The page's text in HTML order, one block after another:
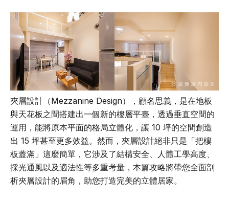
夾層設計（Mezzanine Design），顧名思義，是在地板
與天花板之間搭建出一個新的樓層平臺，透過垂直空間的
運用，能將原本平面的格局立體化，讓 10 坪的空間創造
出 15 坪甚至更多效益。然而，夾層設計絕非只是「把樓
板蓋滿」這麼簡單，它涉及了結構安全、人體工學高度、
採光通風以及適法性等多重考量，本篇攻略將帶您全面剖
析夾層設計的眉角，助您打造完美的立體居家。